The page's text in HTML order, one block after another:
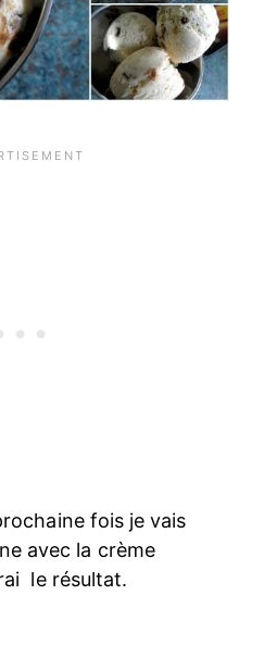
fois je vais
avec la crème
le résultat.